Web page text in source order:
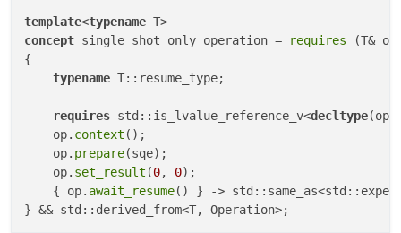
template<typename
concept single_shot_only_operation = requires (T&
{
typename T::resume_type;
requires std::is_lvalue_reference_v<decltype(op.
    op.
context ();
    op.
prepare(sqe);
    op.
set_result (0, 0);
    { op.
await_resume() } ->